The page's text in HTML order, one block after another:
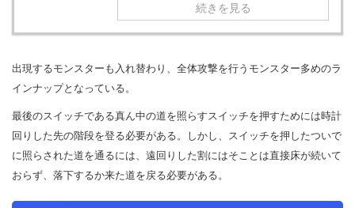
続きを見る
出現するモンスターも入れ替わり、全体攻撃を行うモンスター多めのラ
インナップとなっている。
最後のスイッチである真ん中の道を照らすスイッチを押すためには時計
回りした先の階段を登る必要がある。しかし、スイッチを押したついで
に照らされた道を通るには、遠回りした割にはそことは直接床が続いて
おらず、落下するか来た道を戻る必要がある。